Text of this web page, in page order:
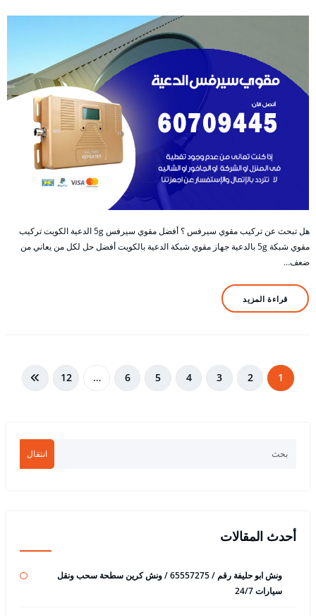
هل تبحث عن تركيب مقوي سيرفس ؟ أفضل مقوي سيرفس 5g الدعية الكويت تركيب
مقوي شبكة 5g بالدعية جهاز مقوي شبكة الدعية بالكويت أفضل حل لكل من يعاني من
ضعف…
قراءة المزيد
تعدد 1
2
3
4
5
6
…
12
انتقال
أحدث المقالات
ونش ابو حليفة رقم / 65557275 / ونش كرين سطحة سحب ونقل
سيارات 24/7